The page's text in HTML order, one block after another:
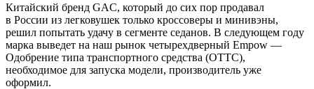
Китайский бренд GAC, который до сих пор продавал
в России из легковушек только кроссоверы и минивэны,
решил попытать удачу в сегменте седанов. В следующем году
марка выведет на наш рынок четырехдверный Empow —
Одобрение типа транспортного средства (ОТТС),
необходимое для запуска модели, производитель уже
оформил.